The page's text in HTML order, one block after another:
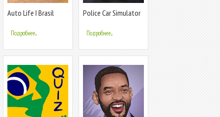
Auto Life I Brasil
Подробнее...
Police Car Simulator
Подробнее...